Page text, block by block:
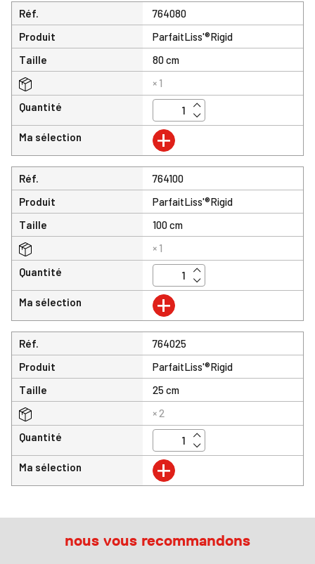
Réf.
764080
Produit
ParfaitLiss'®Rigid
Taille
80 cm
× 1
Quantité
Ma sélection +
Réf.
764100
Produit
ParfaitLiss'®Rigid
Taille
100 cm
× 1
Quantité
Ma sélection +
Réf.
764025
Produit
ParfaitLiss'®Rigid
Taille
25 cm
× 2
Quantité
Ma sélection +
nous vous recommandons